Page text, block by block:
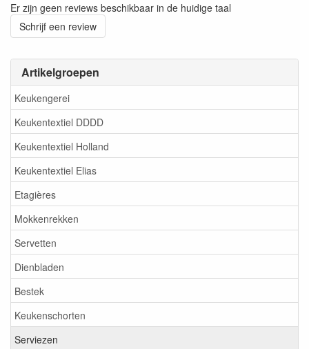
Artikelgroepen
Keukengerei
Keukentextiel DDDD
Keukentextiel Holland
Keukentextiel Elias
Etagières
Mokkenrekken
Servetten
Dienbladen
Bestek
Keukenschorten
Serviezen
Er zijn geen reviews beschikbaar in de huidige taal
Schrijf een review